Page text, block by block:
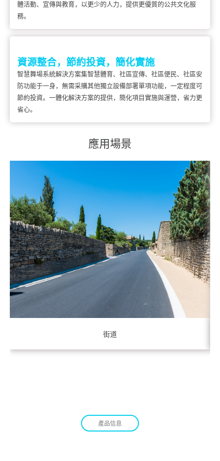
體活動、宣傳與教育，以更少的人力，提供更優質的公共文化服
務。
資源整合，節約投資，簡化實施
智慧舞場系統解決方案集智慧體育、社區宣傳、社區便民、社區安
防功能于一身，無需采購其他獨立設備部署單項功能，一定程度可
節約投資。一體化解決方案的提供，簡化項目實施與運營，省力更
省心。
應用場景
街道
產品信息